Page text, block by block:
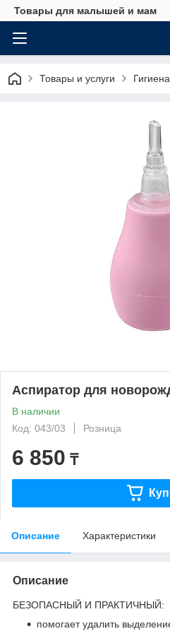
Товары для малышей и мам
Товары и услуги
Аспиратор для
В наличии
Код: 043/03
Розница
6 850 ₸
Описание Характеристики
Описание
БЕЗОПАСНЫЙ И ПРАКТИЧНЫЙ:
помогает удалить